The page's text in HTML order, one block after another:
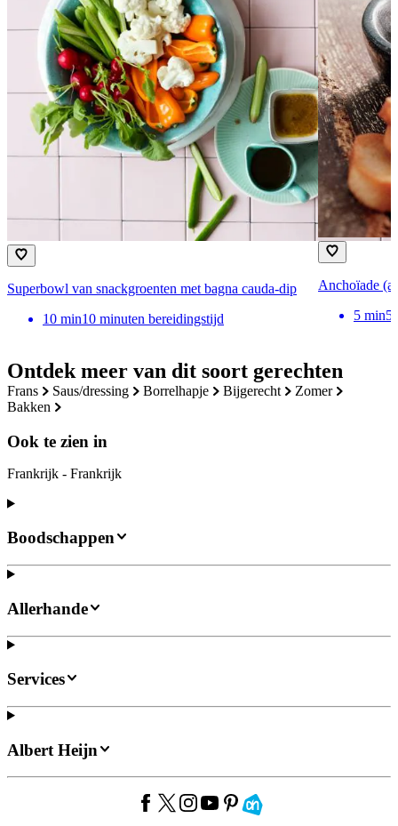
Ontdek meer van dit soort gerechten
frans saus/dressing borrelhapje bijgerecht
zomer
bakken
Ook te zien in
Frankrijk - Frankrijk
Superbowl van snackgroenten met bagna cauda-dip
10 min10 minuten bereidingstijd
Anchoïade
5 min5
Boodschappen
Allerhande
Services
Albert Heijn